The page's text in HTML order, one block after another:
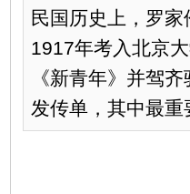
民国历史上，罗
1917年考入北京
《新青年》并驾
发传单，其中最重